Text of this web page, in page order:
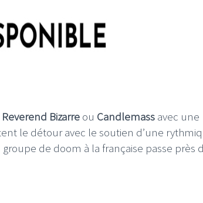
Reverend Bizarre ou Candlemass avec une
le détour avec le soutien d’une
groupe de doom à la française passe près